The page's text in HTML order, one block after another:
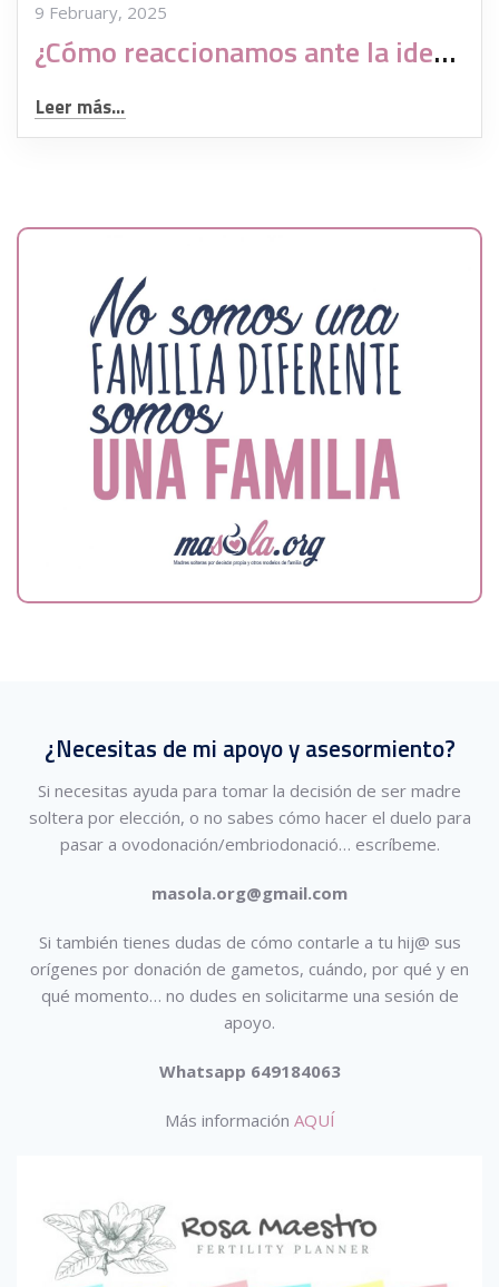
9 February, 2025
¿Cómo reaccionamos ante la idea de que nuestro hijo no tenga nuestros genes?
Leer más...
¿Necesitas de mi apoyo y asesormiento?
Si necesitas ayuda para tomar la decisión de ser madre
soltera por elección, o no sabes cómo hacer el duelo para
pasar a ovodonación/embriodonació… escríbeme.
masola.org@gmail.com
Si también tienes dudas de cómo contarle a tu hij@ sus
orígenes por donación de gametos, cuándo, por qué y en
qué momento… no dudes en solicitarme una sesión de
apoyo.
Whatsapp 649184063
Más información AQUÍ